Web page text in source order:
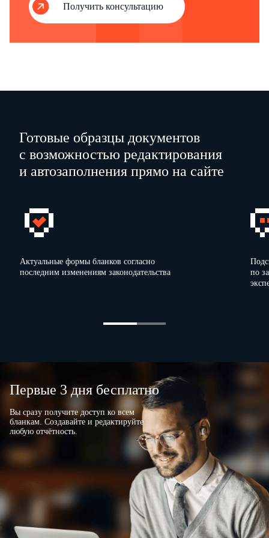
…
Получить консультацию
Готовые образцы документов
с возможностью редактирования
и автозаполнения прямо на сайте
Актуальные формы бланков согласно
последним изменениям законодательства
по
Первые 3 дня бесплатно
Вы сразу получите доступ ко всем
бланкам. Создавайте и редактируйте
любую отчётность.